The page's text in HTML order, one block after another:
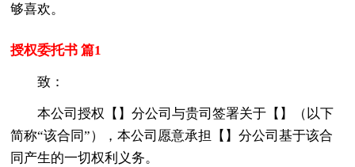
够喜欢。
授权委托书 篇1
致：
本公司授权【】分公司与贵司签署关于【】（以下
简称“该合同”），本公司愿意承担【】分公司基于该合
同产生的一切权利义务。